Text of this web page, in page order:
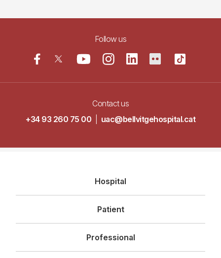
Follow us
Contact us
+34 93 260 75 00
uac@bellvitgehospital.cat
principal
Hospital
Patient
Professional